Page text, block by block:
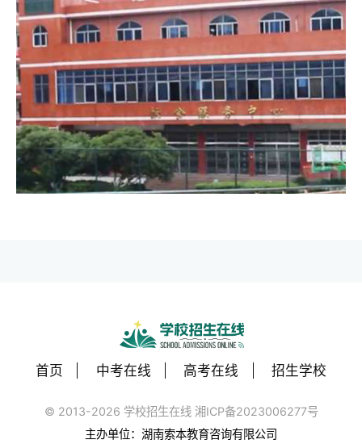
首页 中考在线 高考在线 招生学校
© 2013-2026 学校招生在线 湘ICP备2023006277号
主办单位：湖南索本教育咨询有限公司